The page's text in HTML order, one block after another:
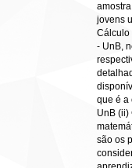
jovens
Cálculo
- UnB,
que é a
UnB (ii)
são os